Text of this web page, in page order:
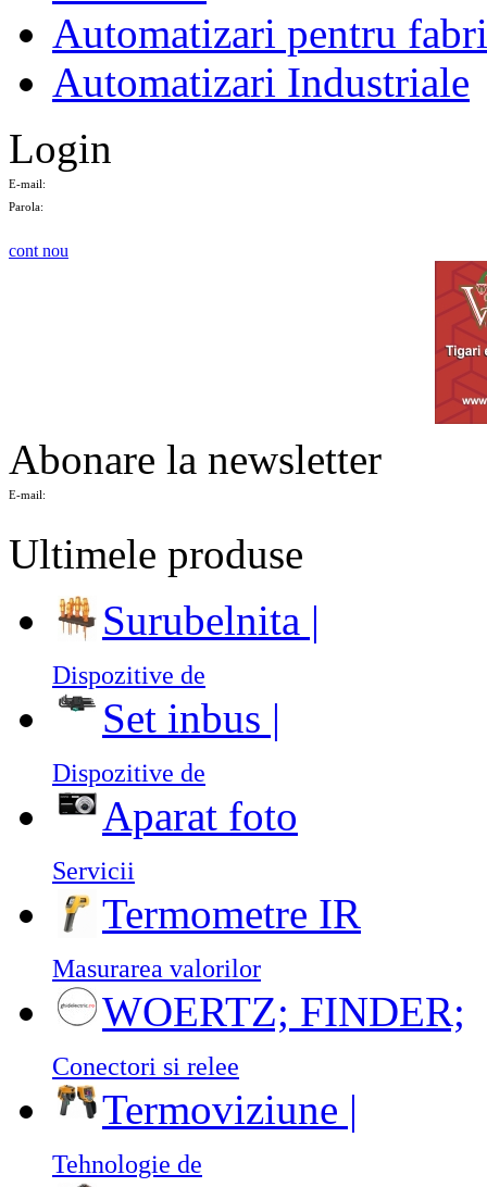
Automatizari pentru
Automatizari Industriale
Login
E-mail:
Parola:
cont nou
Abonare la newsletter
E-mail:
Ultimele produse
Surubelnita |
Dispozitive de
Set inbus |
Dispozitive de
Aparat foto
Servicii
Termometre IR
Masurarea valorilor
WOERTZ; FINDER;
Conectori si relee
Termoviziune |
Tehnologie de